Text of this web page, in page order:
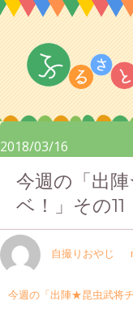
2018/03/16
今週の「出
ベ！」その11
自撮りおやじ
今週の「出陣★昆虫武将チ